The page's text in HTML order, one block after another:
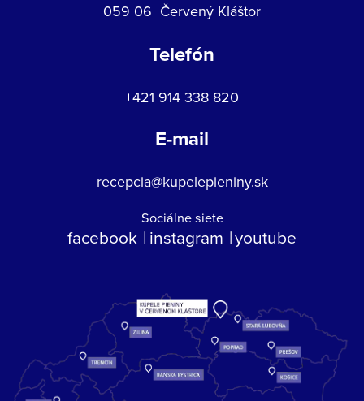
059 06 Červený Kláštor
Telefón
+421 914 338 820
E-mail
recepcia@kupelepieniny.sk
Sociálne siete
facebook instagram youtube